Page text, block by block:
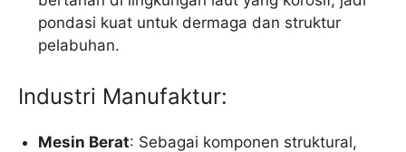
pondasi kuat untuk dermaga dan struktur
pelabuhan.
Industri Manufaktur:
Mesin Berat: Sebagai komponen struktural,